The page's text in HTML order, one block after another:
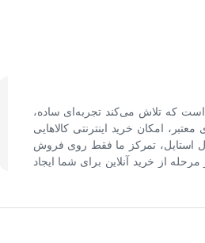
است که تلاش می‌کند تجربه‌ای ساده،
امکان خرید اینترنتی کالاهایی
استایل، تمرکز ما فقط روی فروش
از خرید آنلاین برای شما ایجاد